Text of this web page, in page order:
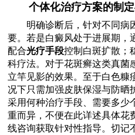
个体化治疗方案的制
明确诊断后，针对不同病
要。若是白癜风处于进展期，
配合光疗手段控制白斑扩散；
科疗法。对于花斑癣这类真菌
立竿见影的效果。至于白色糠
况下只需加强皮肤保湿与防晒
采用何种治疗手段、需要多少
重而异，不便在此详述具体花
线咨询获取针对性指导。切记